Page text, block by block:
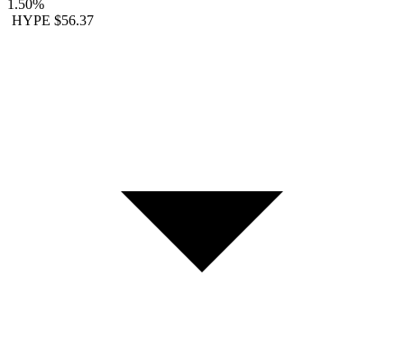
1.50%
HYPE $56.37